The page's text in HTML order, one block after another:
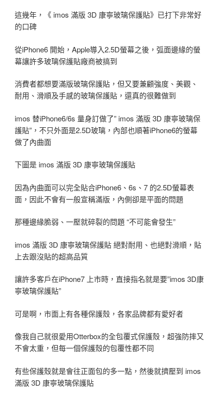
這幾年，《 imos 滿版 3D 康寧玻璃保護貼》已打下非常好
的口碑
從iPhone6 開始，Apple導入2.5D螢幕之後，弧面邊緣的螢
幕讓許多玻璃保護貼廠商被搞到
消費者都想要滿版玻璃保護貼，但又要兼顧強度、美觀、
耐用、滑順及手感的玻璃保護貼，還真的很難做到
imos 替iPhone6/6s 量身訂做了” imos 滿版 3D 康寧玻璃保
護貼”，不只外面是2.5D玻璃，內部也順著iPhone6的螢幕
做了內曲面
下圖是 imos 滿版 3D 康寧玻璃保護貼
因為內曲面可以完全貼合iPhone6、6s、7 的2.5D螢幕表
面，因此不會有一般宣稱滿版，內側卻是平面的問題
那種邊緣脆弱、一壓就碎裂的問題 “不可能會發生”
imos 滿版 3D 康寧玻璃保護貼 絕對耐用、也絕對滑順，貼
上去跟沒貼的超高品質
讓許多客戶在iPhone7 上市時，直接指名就是要”imos 3D康
寧玻璃保護貼”
可是啊，市面上有各種保護殼，各家品牌都有愛好者
像我自己就很愛用Otterbox的全包覆式保護殼，超強防摔又
不會太重，但每一個保護殼的包覆性都不同
有些保護殼就是會往正面包的多一點，然後就擠壓到 imos
滿版 3D 康寧玻璃保護貼